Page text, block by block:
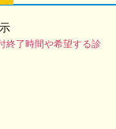
終了時間や希望する診